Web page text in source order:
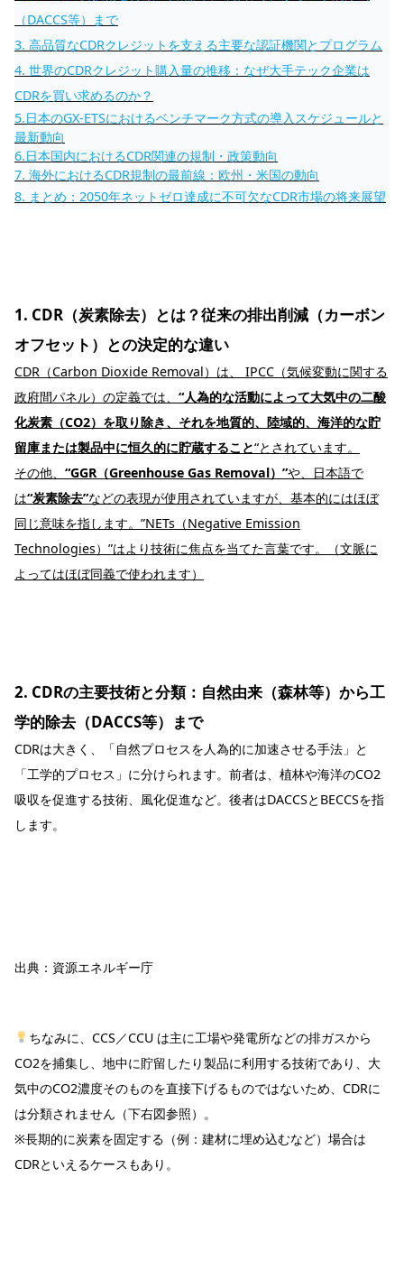
（DACCS等）まで
3. 高品質なCDRクレジットを支える主要な認証機関とプログラム
4. 世界のCDRクレジット購入量の推移：なぜ大手テック企業は
CDRを買い求めるのか？
5.日本のGX-ETSにおけるベンチマーク方式の導入スケジュールと
最新動向
6.日本国内におけるCDR関連の規制・政策動向
7. 海外におけるCDR規制の最前線：欧州・米国の動向
8. まとめ：2050年ネットゼロ達成に不可欠なCDR市場の将来展望
1. CDR（炭素除去）とは？従来の排出削減（カーボン
オフセット）との決定的な違い
CDR（Carbon Dioxide Removal）は、 IPCC （気候変動に関する
政府間パネル）の定義では、 “人為的な活動によって大気中の二酸
化炭素（CO2）を取り除き、それを地質的、陸域的、海洋的な貯
留庫または製品中に恒久的に貯蔵すること“とされています。
その他、 “GGR（Greenhouse Gas Removal）”や、日本語で
は“炭素除去”などの表現が使用されていますが、基本的にはほぼ
同じ意味を指します。”NETs（Negative Emission
Technologies）”はより技術に焦点を当てた言葉です。（文脈に
よってはほぼ同義で使われます）
2. CDRの主要技術と分類：自然由来（森林等）から工
学的除去（DACCS等）まで
CDRは大きく、「自然プロセスを人為的に加速させる手法」と
「工学的プロセス」に分けられます。前者は、植林や海洋のCO2
吸収を促進する技術、風化促進など。後者はDACCSとBECCSを指
します。
出典： 資源エネルギー庁
ちなみに、CCS／CCU は主に工場や発電所などの排ガスから
CO2を捕集し、地中に貯留したり製品に利用する技術であり、大
気中のCO2濃度そのものを直接下げるものではないため、CDRに
は分類されません（下右図参照）。
※長期的に炭素を固定する（例：建材に埋め込むなど）場合は
CDRといえるケースもあり。